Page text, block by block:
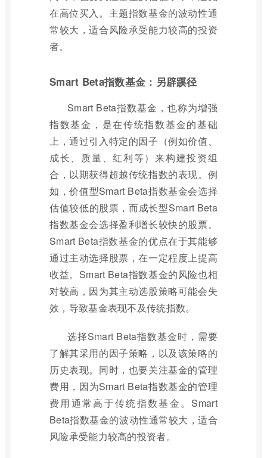
在高位买入。主题指数基金的波动性通
常较大，适合风险承受能力较高的投资
者。
Smart Beta指数基金：另辟蹊径
Smart Beta指数基金，也称为增强
指数基金，是在传统指数基金的基础
上，通过引入特定的因子（例如价值、
成长、质量、红利等）来构建投资组
合，以期获得超越传统指数的表现。例
如，价值型Smart Beta指数基金会选择
估值较低的股票，而成长型Smart Beta
指数基金会选择盈利增长较快的股票。
Smart Beta指数基金的优点在于其能够
通过主动选择股票，在一定程度上提高
收益。Smart Beta指数基金的风险也相
对较高，因为其主动选股策略可能会失
效，导致基金表现不及传统指数。
选择Smart Beta指数基金时，需要
了解其采用的因子策略，以及该策略的
历史表现。同时，也要关注基金的管理
费用，因为Smart Beta指数基金的管理
费用通常高于传统指数基金。Smart
Beta指数基金的波动性通常较大，适合
风险承受能力较高的投资者。